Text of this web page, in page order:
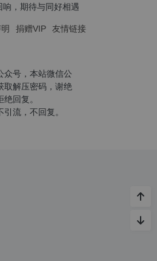
，期待与同好相遇
捐赠VIP 友情链接
众号，本站微信公
取解压密码，谢绝
回复。
流，不回复。